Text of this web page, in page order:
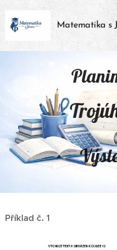
Matematika s
Příklad č. 1